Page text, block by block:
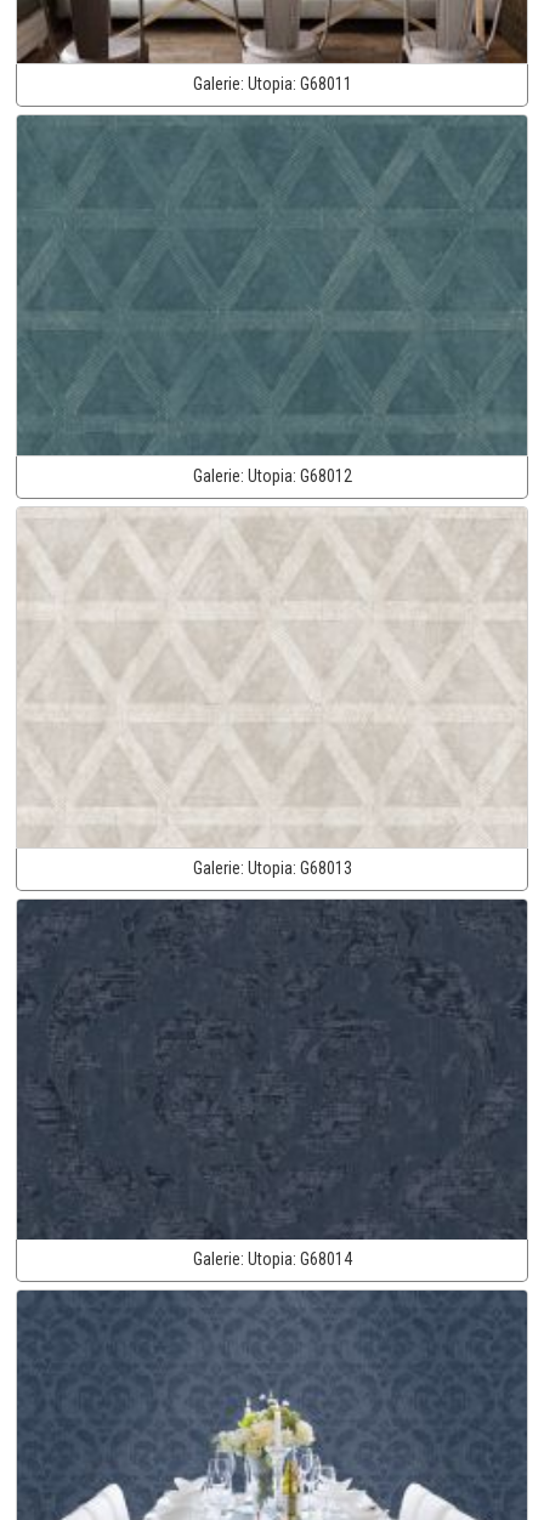
Galerie: Utopia: G68011
Galerie: Utopia: G68012
Galerie: Utopia: G68013
Galerie: Utopia: G68014